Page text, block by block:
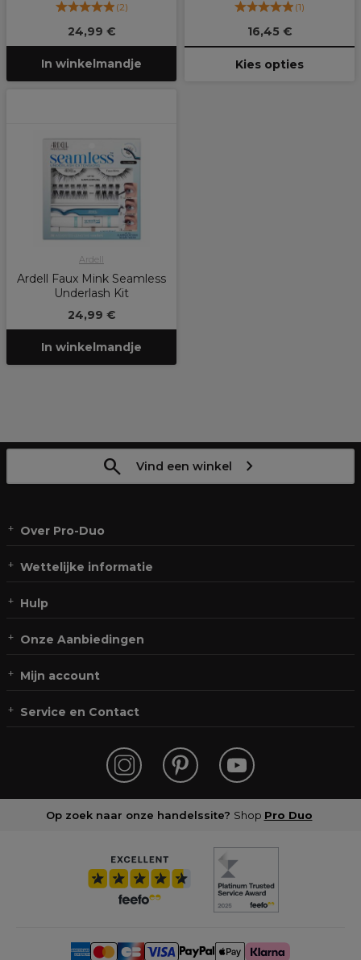
(2)
24,99 €
In winkelmandje
(1)
16,45 €
Kies opties
Ardell
Ardell Faux Mink Seamless
Underlash Kit
24,99 €
In winkelmandje
Vind een winkel
Over Pro-Duo
Wettelijke informatie
Hulp
Onze Aanbiedingen
Mijn account
Service en Contact
Op zoek naar onze handelssite? Shop Pro Duo